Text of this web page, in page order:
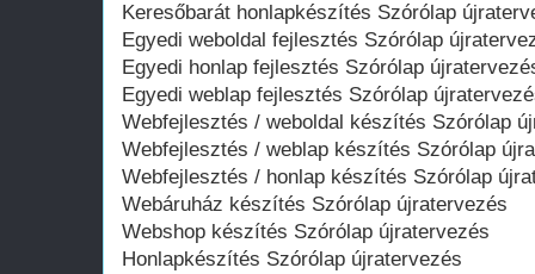
Keresőbarát honlapkészítés Szórólap
Egyedi weboldal fejlesztés Szórólap
Egyedi honlap fejlesztés Szórólap
Egyedi weblap fejlesztés Szórólap
Webfejlesztés / weboldal készítés Szórólap
Webfejlesztés / weblap készítés Szórólap
Webfejlesztés / honlap készítés Szórólap
Webáruház készítés Szórólap újratervezés
Webshop készítés Szórólap újratervezés
Honlapkészítés Szórólap újratervezés